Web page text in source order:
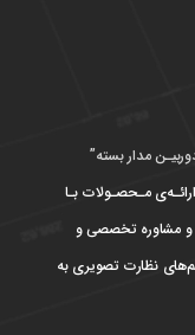
مدار بسته”
مـحصـولات بـا
و مشاوره تخصصی و
نظارت تصویری به